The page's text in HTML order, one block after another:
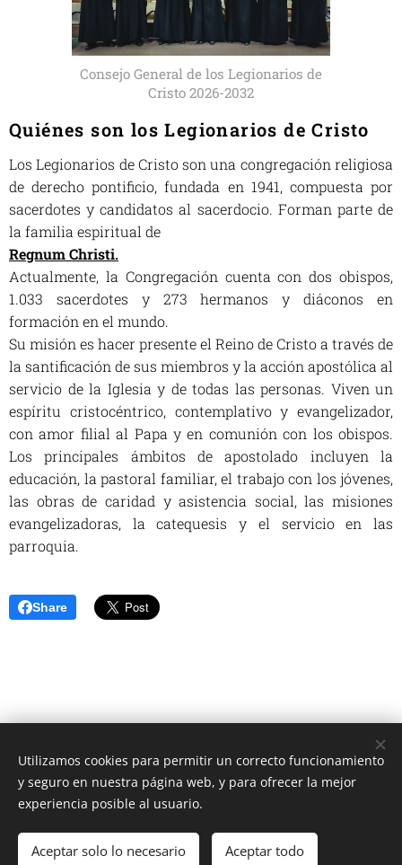
Consejo General de los Legionarios de
Cristo 2026-2032
Quiénes son los Legionarios de Cristo
Los Legionarios de Cristo son una congregación religiosa
de derecho pontificio, fundada en 1941, compuesta por
sacerdotes y candidatos al sacerdocio. Forman parte de
la familia espiritual de
Regnum Christi.
Actualmente, la Congregación cuenta con dos obispos,
1.033 sacerdotes y 273 hermanos y diáconos en
formación en el mundo.
Su misión es hacer presente el Reino de Cristo a través de
la santificación de sus miembros y la acción apostólica al
servicio de la Iglesia y de todas las personas. Viven un
espíritu cristocéntrico, contemplativo y evangelizador,
con amor filial al Papa y en comunión con los obispos.
Los principales ámbitos de apostolado incluyen la
educación, la pastoral familiar, el trabajo con los jóvenes,
las obras de caridad y asistencia social, las misiones
evangelizadoras, la catequesis y el servicio en las
parroquia.
Share
Unione Superiori Generali - Via dei Penitenzieri 19 -00193 ROMA
Cookies
Idiomas
Italiano
English Français Español
Utilizamos cookies para permitir un correcto funcionamiento
y seguro en nuestra página web, y para ofrecer la mejor
experiencia posible al usuario.
Aceptar solo lo necesario Aceptar todo